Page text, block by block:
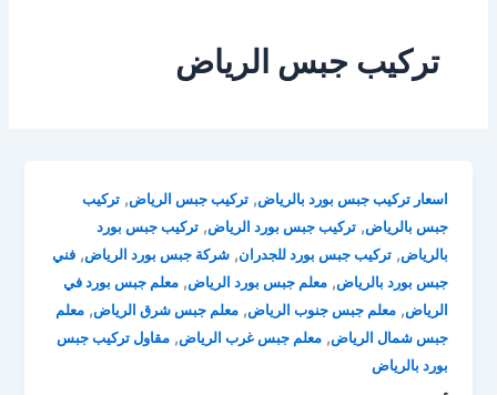
تركيب جبس الرياض
اسعار تركيب جبس بورد بالرياض,تركيب جبس الرياض,تركيب
جبس بالرياض,تركيب جبس بورد الرياض,تركيب جبس بورد
بالرياض,تركيب جبس بورد للجدران,شركة جبس بورد الرياض,فني
جبس بورد بالرياض,معلم جبس بورد الرياض,معلم جبس بورد في
الرياض,معلم جبس جنوب الرياض,معلم جبس شرق الرياض,معلم
جبس شمال الرياض,معلم جبس غرب الرياض,مقاول تركيب جبس
بورد بالرياض